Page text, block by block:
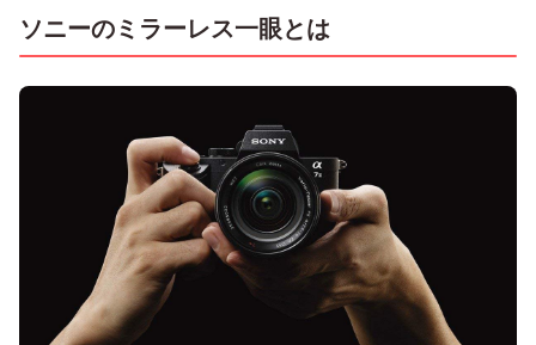
ソニーのミラーレス一眼とは